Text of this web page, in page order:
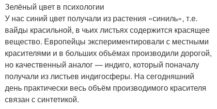
Зелёный цвет в психологии
У нас синий цвет получали из растения «синиль», т.е.
вайды красильной, в чьих листьях содержится красящее
вещество. Европейцы экспериментировали с местными
красителями и в больших объёмах производили дорогой,
но качественный аналог — индиго, который поначалу
получали из листьев индигосферы. На сегодняшний
день практически весь объём производимого красителя
связан с синтетикой.